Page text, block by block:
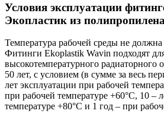
Условия эксплуатации
Экопластик из полипропилена
Температура рабочей среды не
Фитинги Ekoplastik Wavin подходят
высокотемпературного радиаторного
50 лет, с условием (в сумме за весь
лет эксплуатации при рабочей
при рабочей температуре +60°С, 10 –
температуре +80°С и 1 год – при